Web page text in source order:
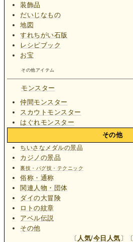
装飾品
だいじなもの
地図
すれちがい石版
レシピブック
お宝
その他アイテム
モンスター
仲間モンスター
スカウトモンスター
はぐれモンスター
その他
ちいさなメダルの景品
カジノの景品
裏技・バグ技・テクニック
俗称・通称
関連人物・団体
ダイの大冒険
ロトの紋章
アベル伝説
その他
〔 人気/今日人気 〕〔